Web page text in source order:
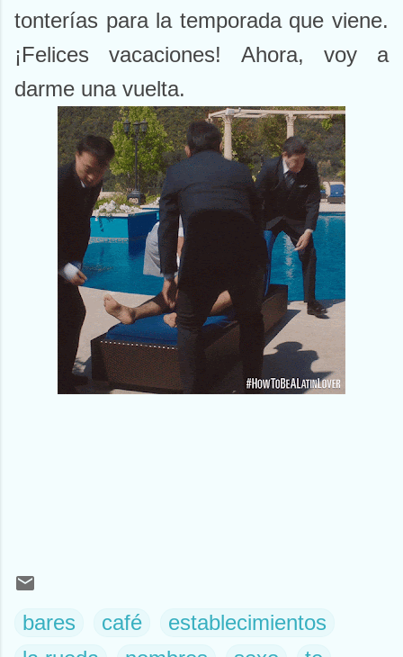
tonterías para la temporada que viene.
¡Felices vacaciones! Ahora, voy a
darme una vuelta.
bares café
establecimientos